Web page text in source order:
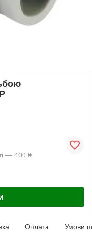
— 400 ₴
Оплата Умови